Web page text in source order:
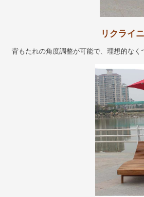
リクライ
背もたれの角度調整が可能で、理想的なく